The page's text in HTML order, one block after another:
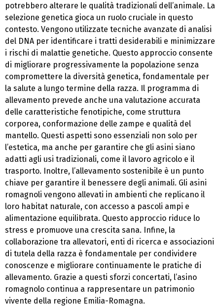
potrebbero alterare le qualità tradizionali dell’animale. La
selezione genetica gioca un ruolo cruciale in questo
contesto. Vengono utilizzate tecniche avanzate di analisi
del DNA per identificare i tratti desiderabili e minimizzare
i rischi di malattie genetiche. Questo approccio consente
di migliorare progressivamente la popolazione senza
compromettere la diversità genetica, fondamentale per
la salute a lungo termine della razza. Il programma di
allevamento prevede anche una valutazione accurata
delle caratteristiche fenotipiche, come struttura
corporea, conformazione delle zampe e qualità del
mantello. Questi aspetti sono essenziali non solo per
l’estetica, ma anche per garantire che gli asini siano
adatti agli usi tradizionali, come il lavoro agricolo e il
trasporto. Inoltre, l’allevamento sostenibile è un punto
chiave per garantire il benessere degli animali. Gli asini
romagnoli vengono allevati in ambienti che replicano il
loro habitat naturale, con accesso a pascoli ampi e
alimentazione equilibrata. Questo approccio riduce lo
stress e promuove una crescita sana. Infine, la
collaborazione tra allevatori, enti di ricerca e associazioni
di tutela della razza è fondamentale per condividere
conoscenze e migliorare continuamente le pratiche di
allevamento. Grazie a questi sforzi concertati, l’asino
romagnolo continua a rappresentare un patrimonio
vivente della regione Emilia-Romagna.